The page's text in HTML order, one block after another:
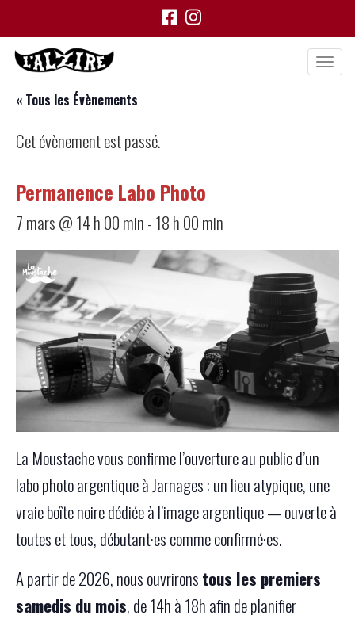
« Tous les Évènements
Cet évènement est passé.
Permanence Labo Photo
7 mars @ 14 h 00 min-18 h 00 min
La Moustache vous confirme l’ouverture au public d’un
labo photo argentique à Jarnages : un lieu atypique, une
vraie boîte noire dédiée à l’image argentique — ouverte à
toutes et tous, débutant·es comme confirmé·es.
A partir de 2026, nous ouvrironstous les premiers
samedis du mois, de 14h à 18h afin de planifier